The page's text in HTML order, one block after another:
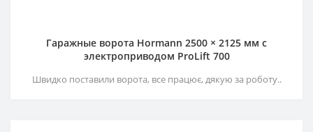
Гаражные ворота Hormann 2500 × 2125 мм c
электроприводом ProLift 700
Швидко поставили ворота, все працює, дякую за роботу..